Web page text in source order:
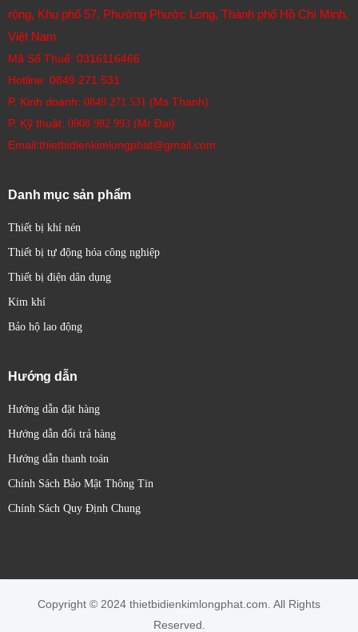
rộng, Khu phố 57, Phường Phước Long, Thành phố Hồ Chí Minh,
Việt Nam
Mã Số Thuế: 0316116466
Hotline: 0849 271 531
P. Kinh doanh: 0849 271 531 (Ms Thanh)
P. Kỹ thuật: 0908 982 993​ (Mr Đại)
Email:thietbidienkimlongphat@gmail.com
Danh mục sản phẩm
Thiết bị khí nén
Thiết bị tự động hóa công nghiệp
Thiết bị điện dân dụng
Kim khí
Bảo hộ lao động
Hướng dẫn
Hướng dẫn đặt hàng
Hướng dẫn đổi trả hàng
Hướng dẫn thanh toán
Chính Sách Bảo Mật Thông Tin
Chính Sách Quy Định Chung
Copyright © 2024 thietbidienkimlongphat.com. All Rights
Reserved.